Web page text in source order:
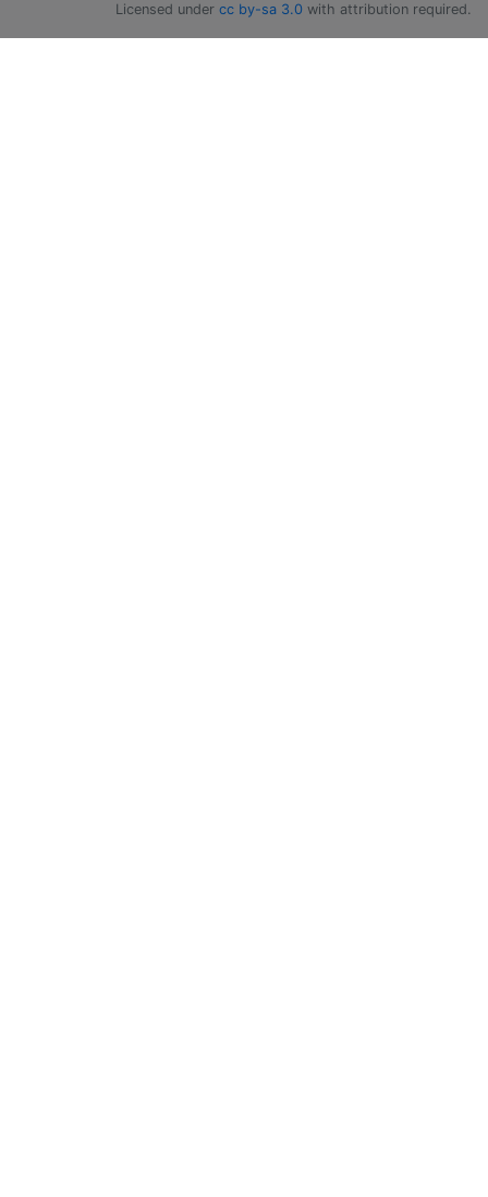
Licensed under cc by-sa 3.0 with attribution required.